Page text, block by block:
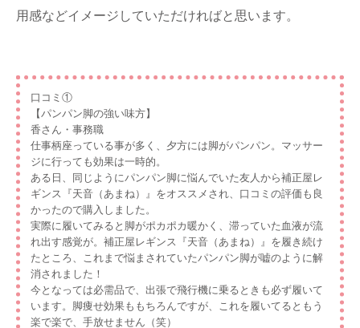
用感などイメージしていただければと思います。
口コミ①
【パンパン脚の強い味方】
香さん・事務職
仕事柄座っている事が多く、夕方には脚がパンパン。マッサー
ジに行っても効果は一時的。
ある日、同じようにパンパン脚に悩んでいた友人から補正屋レ
ギンス『天音（あまね）』をオススメされ、口コミの評価も良
かったので購入しました。
実際に履いてみると脚がポカポカ暖かく、滞っていた血液が流
れ出す感覚が。補正屋レギンス『天音（あまね）』を履き続け
たところ、これまで悩まされていたパンパン脚が嘘のように解
消されました！
今となっては必需品で、出張で飛行機に乗るときも必ず履いて
います。脚痩せ効果ももちろんですが、これを履いてるともう
楽で楽で、手放せません（笑）